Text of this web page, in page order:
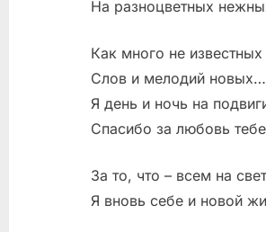
На разноцветных
Как много не
Слов и мелодий новых…
Я день и ночь на
Спасибо за любовь
За то, что – всем на
Я вновь себе и новой